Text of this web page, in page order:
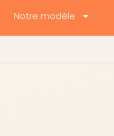
Notre modèle